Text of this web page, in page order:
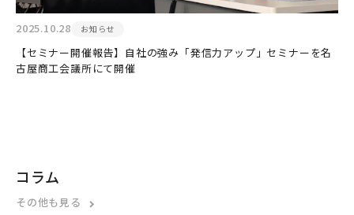
2025.10.28 お知らせ
【セミナー開催報告】自社の強み「発信力アップ」セミナーを名
古屋商工会議所にて開催
コラム
その他も見る